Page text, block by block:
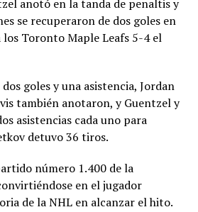
anotó en la tanda de penaltis y
se recuperaron de dos goles en
Toronto Maple Leafs 5-4 el
goles y una asistencia, Jordan
también anotaron, y Guentzel y
asistencias cada uno para
detuvo 36 tiros.
número 1.400 de la
en el jugador
de la NHL en alcanzar el hito.